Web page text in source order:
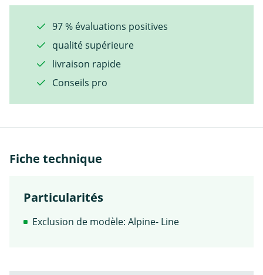
97 % évaluations positives
qualité supérieure
livraison rapide
Conseils pro
Fiche technique
Particularités
Exclusion de modèle: Alpine- Line